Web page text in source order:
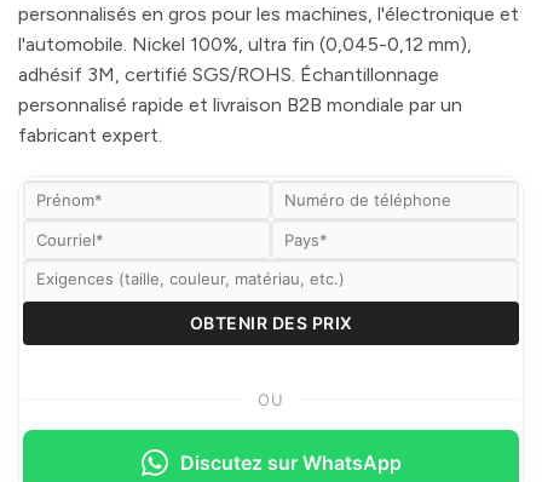
personnalisés en gros pour les machines, l'électronique et
l'automobile. Nickel 100%, ultra fin (0,045-0,12 mm),
adhésif 3M, certifié SGS/ROHS. Échantillonnage
personnalisé rapide et livraison B2B mondiale par un
fabricant expert.
OU
Discutez sur WhatsApp